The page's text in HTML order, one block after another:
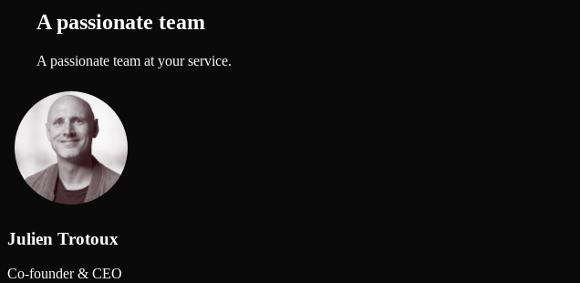
A passionate team
A passionate team at your service.
Julien Trotoux
Co-founder & CEO